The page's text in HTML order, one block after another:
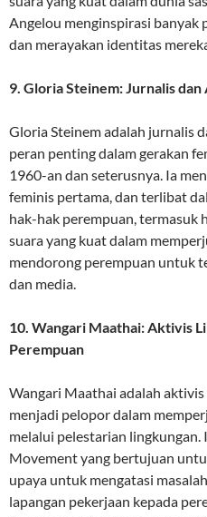
Angelou menginspirasi banyak
dan merayakan identitas
9. Gloria Steinem: Jurnalis
Gloria Steinem adalah jurnalis
peran penting dalam gerakan
1960-an dan seterusnya. Ia
feminis pertama, dan terlibat
hak-hak perempuan, termasuk
suara yang kuat dalam
mendorong perempuan untuk
dan media.
10. Wangari Maathai: Aktivis
Perempuan
Wangari Maathai adalah
menjadi pelopor dalam
melalui pelestarian
Movement yang bertujuan
upaya untuk mengatasi
lapangan pekerjaan kepada